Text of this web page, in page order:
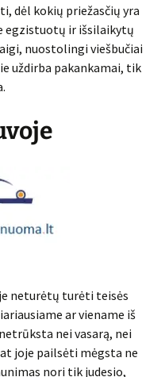
dėl kokių priežasčių yra
egzistuotų ir išsilaikytų
nuostolingi viešbučiai
uždirba pakankamai, tik
neturėtų turėti teisės
ar viename iš
nei vasarą, nei
joje pailsėti mėgsta ne
nori tik judesio,